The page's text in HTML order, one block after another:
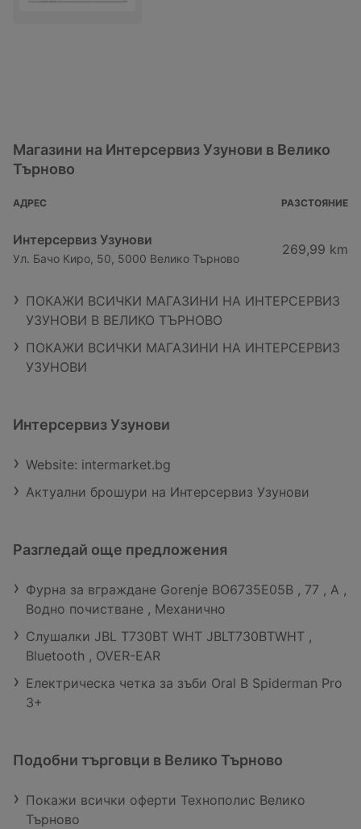
Магазини на Интерсервиз Узунови в Велико
Търново
АДРЕС РАЗСТОЯНИЕ
Интерсервиз Узунови
Ул. Бачо Киро, 50, 5000 Велико Търново
269,99 km
ПОКАЖИ ВСИЧКИ МАГАЗИНИ НА ИНТЕРСЕРВИЗ
УЗУНОВИ В ВЕЛИКО ТЪРНОВО
ПОКАЖИ ВСИЧКИ МАГАЗИНИ НА ИНТЕРСЕРВИЗ
УЗУНОВИ
Интерсервиз Узунови
Website: intermarket.bg
Актуални брошури на Интерсервиз Узунови
Разгледай още предложения
Фурна за вграждане Gorenje BO6735E05B , 77 , А ,
Водно почистване , Механично
Слушалки JBL T730BT WHT JBLT730BTWHT ,
Bluetooth , OVER-EAR
Електрическа четка за зъби Oral B Spiderman Pro
3+
Подобни търговци в Велико Търново
Покажи всички оферти Технополис Велико
Търново